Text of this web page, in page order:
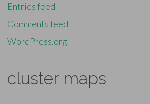
Entries feed
Comments feed
WordPress.org
cluster maps